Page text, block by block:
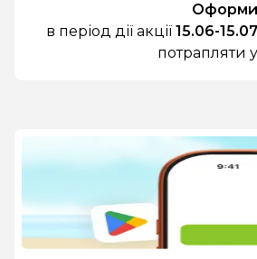
в період дії акції 15.06-
потрапляти